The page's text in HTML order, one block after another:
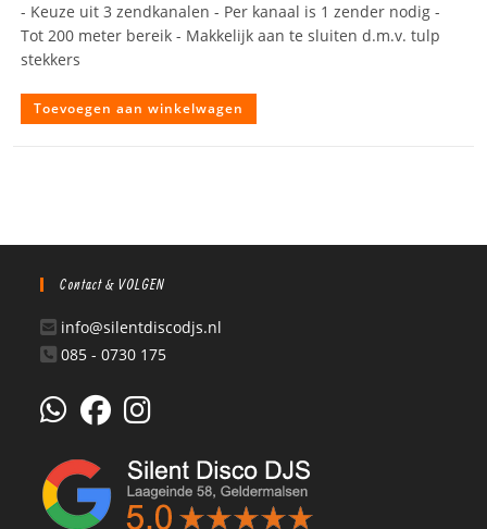
- Keuze uit 3 zendkanalen - Per kanaal is 1 zender nodig -
Tot 200 meter bereik - Makkelijk aan te sluiten d.m.v. tulp
stekkers
Toevoegen aan winkelwagen
Contact & VOLGEN
info@silentdiscodjs.nl
085 - 0730 175